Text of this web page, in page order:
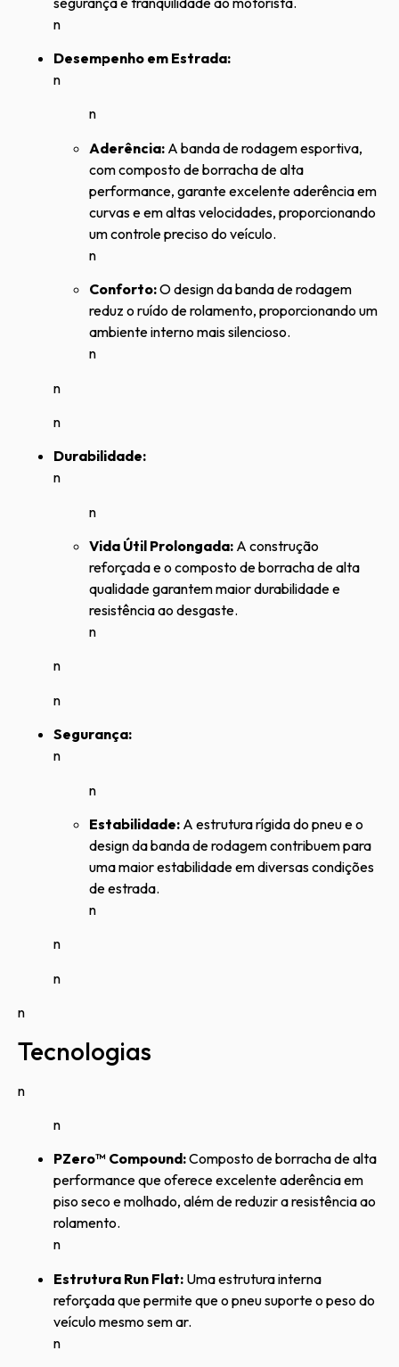
n
Desempenho em Estrada:
n
n
Aderência: A banda de rodagem esportiva,
com composto de borracha de alta
performance, garante excelente aderência em
curvas e em altas velocidades, proporcionando
um controle preciso do veículo.
n
Conforto:O design da banda de rodagem
reduz o ruído de rolamento, proporcionando um
ambiente interno mais silencioso.
n
n
n
Durabilidade:
n
n
Vida Útil Prolongada: A construção
reforçada e o composto de borracha de alta
qualidade garantem maior durabilidade e
resistência ao desgaste.
n
n
n
Segurança:
n
n
Estabilidade: A estrutura rígida do pneu e o
design da banda de rodagem contribuem para
uma maior estabilidade em diversas condições
de estrada.
n
n
n
n
Tecnologias
n
n
PZero™ Compound:Composto de borracha de alta
performance que oferece excelente aderência em
piso seco e molhado, além de reduzir a resistência ao
rolamento.
n
Estrutura Run Flat: Uma estrutura interna
reforçada que permite que o pneu suporte o peso do
veículo mesmo sem ar.
n